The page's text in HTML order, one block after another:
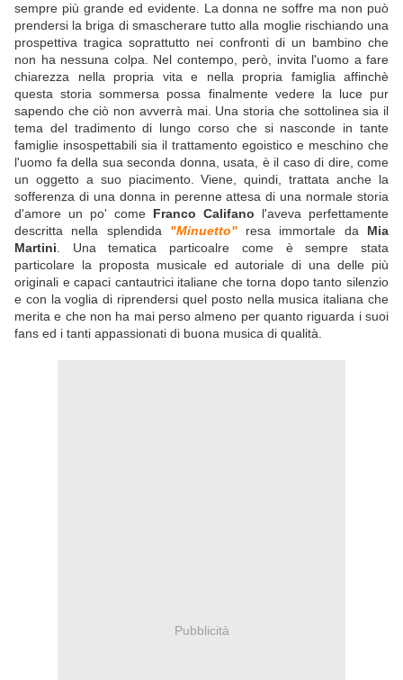
sempre più grande ed evidente. La donna ne soffre ma non può
prendersi la briga di smascherare tutto alla moglie rischiando una
prospettiva tragica soprattutto nei confronti di un bambino che
non ha nessuna colpa. Nel contempo, però, invita l'uomo a fare
chiarezza nella propria vita e nella propria famiglia affinchè
questa storia sommersa possa finalmente vedere la luce pur
sapendo che ciò non avverrà mai. Una storia che sottolinea sia il
tema del tradimento di lungo corso che si nasconde in tante
famiglie insospettabili sia il trattamento egoistico e meschino che
l'uomo fa della sua seconda donna, usata, è il caso di dire, come
un oggetto a suo piacimento. Viene, quindi, trattata anche la
sofferenza di una donna in perenne attesa di una normale storia
d'amore un po' come Franco Califano l'aveva perfettamente
descritta nella splendida "Minuetto"resa immortale da Mia
Martini . Una tematica particoalre come è sempre stata
particolare la proposta musicale ed autoriale di una delle più
originali e capaci cantautrici italiane che torna dopo tanto silenzio
e con la voglia di riprendersi quel posto nella musica italiana che
merita e che non ha mai perso almeno per quanto riguarda i suoi
fans ed i tanti appassionati di buona musica di qualità.
Pubblicità